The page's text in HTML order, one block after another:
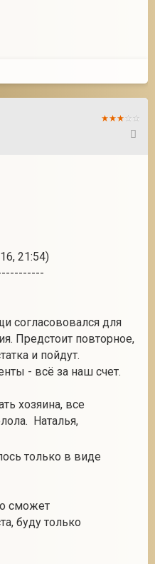
21:54)
согласововался для
Предстоит повторное,
и пойдут.
- всё за наш счет.
хозяина, все
Наталья,
только в виде
сможет
буду только